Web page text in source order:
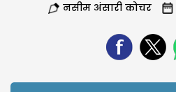
नसीम अंसारी कोचर